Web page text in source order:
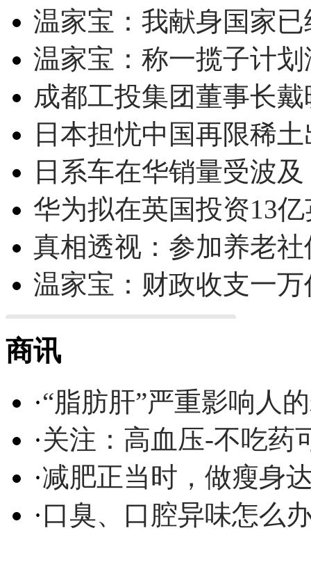
温家宝：我献身国家
温家宝：称一揽子计
成都工投集团董事长
日本担忧中国再限稀
日系车在华销量受波
华为拟在英国投资13
真相透视：参加养老
温家宝：财政收支一
商讯
·“脂肪肝”严重影响人
·关注：高血压-不吃药
·减肥正当时，做瘦身
·口臭、口腔异味怎么